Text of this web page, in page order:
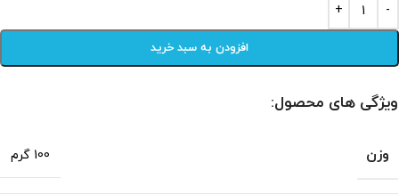
افزودن به سبد خرید
ویژگی های محصول:
وزن 100 گرم